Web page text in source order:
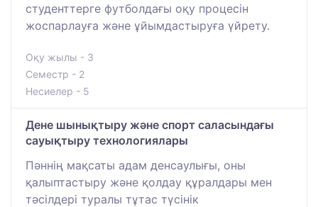
студенттерге футболдағы оқу процесін
жоспарлауға және ұйымдастыруға үйрету.
Оқу жылы - 3
Семестр - 2
Несиелер - 5
Дене шынықтыру және спорт саласындағы
сауықтыру технологиялары
Пәннің мақсаты адам денсаулығы, оны
қалыптастыру және қолдау құралдары мен
тәсілдері туралы тұтас түсінік